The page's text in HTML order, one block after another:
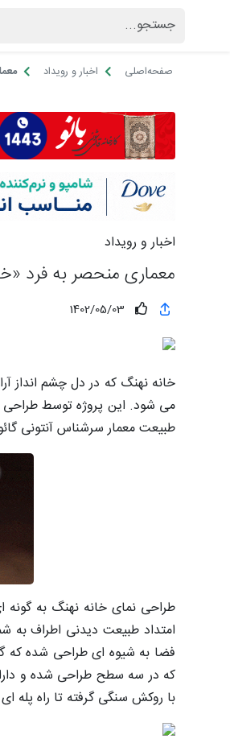
صفحه‌اصلی اخبار و رویداد
اخبار و رویداد
معماری منحصر به فرد
1402/05/03
خانه نهنگ که در دل چشم انداز
طبیعت معمار سرشناس آنتونی
طراحی نمای خانه نهنگ به گونه
امتداد طبیعت دیدنی اطراف به
فضا به شیوه ای طراحی شده که
که در سه سطح طراحی شده و
با روکش سنگی گرفته تا راه پله